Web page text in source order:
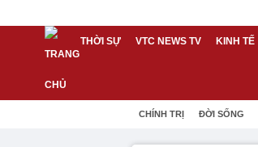
THỜI SỰ VTC NEWS TV KINH TẾ
CHÍNH TRỊ ĐỜI SỐNG